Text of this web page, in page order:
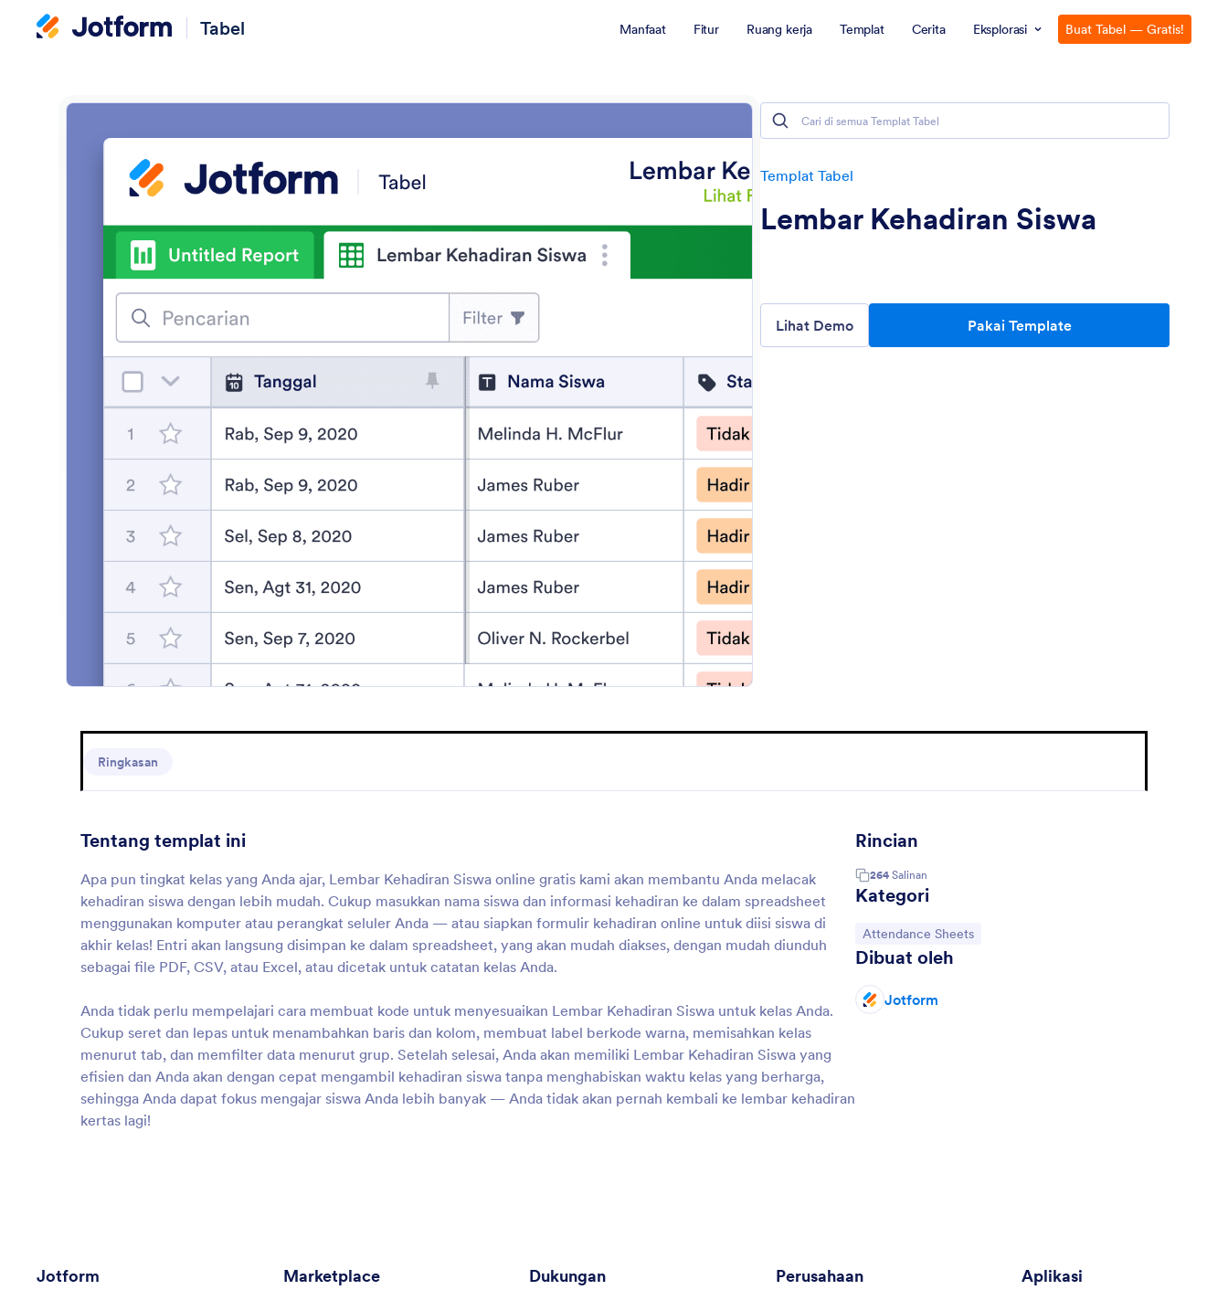
Tabel Manfaat Fitur Ruang kerja Templat Cerita Eksplorasi Buat Tabel — Gratis!
Templat Tabel
Lembar Kehadiran Siswa
Lihat Demo Pakai Template
Lihat Demo:
Ringkasan
Tentang templat ini
Apa pun tingkat kelas yang Anda ajar, Lembar Kehadiran Siswa online gratis kami akan membantu Anda melacak
kehadiran siswa dengan lebih mudah. Cukup masukkan nama siswa dan informasi kehadiran ke dalam spreadsheet
menggunakan komputer atau perangkat seluler Anda — atau siapkan formulir kehadiran online untuk diisi siswa di
akhir kelas! Entri akan langsung disimpan ke dalam spreadsheet, yang akan mudah diakses, dengan mudah diunduh
sebagai file PDF, CSV, atau Excel, atau dicetak untuk catatan kelas Anda.
Anda tidak perlu mempelajari cara membuat kode untuk menyesuaikan Lembar Kehadiran Siswa untuk kelas Anda.
Cukup seret dan lepas untuk menambahkan baris dan kolom, membuat label berkode warna, memisahkan kelas
menurut tab, dan memfilter data menurut grup. Setelah selesai, Anda akan memiliki Lembar Kehadiran Siswa yang
efisien dan Anda akan dengan cepat mengambil kehadiran siswa tanpa menghabiskan waktu kelas yang berharga,
sehingga Anda dapat fokus mengajar siswa Anda lebih banyak — Anda tidak akan pernah kembali ke lembar kehadiran
kertas lagi!
Rincian
264 Salinan
Kategori
Buka Kategori:
Attendance Sheets
Dibuat oleh
Jotform
Jotform Marketplace Dukungan Perusahaan Aplikasi